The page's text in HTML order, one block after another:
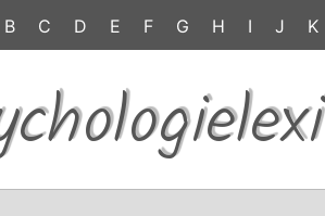
B C D E F G H I J K